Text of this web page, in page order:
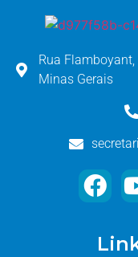
Rua Flamboyant,
Minas Gerais